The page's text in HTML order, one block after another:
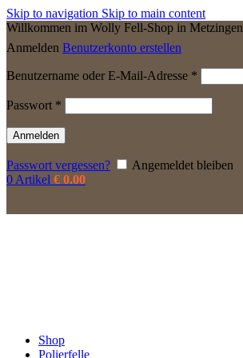
Skip to navigation Skip to main content
Willkommen im Wolly Fell-Shop in Metzingen
Anmelden Benutzerkonto erstellen
Benutzername oder E-Mail-Adresse *
Passwort *
Anmelden
Passwort vergessen?
Angemeldet bleiben
0 Artikel € 0.00
Shop
Polierfelle